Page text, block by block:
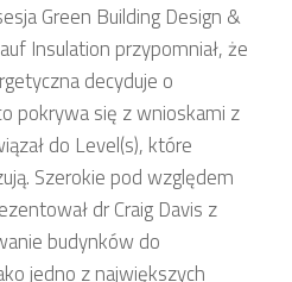
Green Building Design &
Insulation przypomniał, że
decyduje o
pokrywa się z wnioskami z
do Level(s), które
Szerokie pod względem
dr Craig Davis z
budynków do
jedno z największych